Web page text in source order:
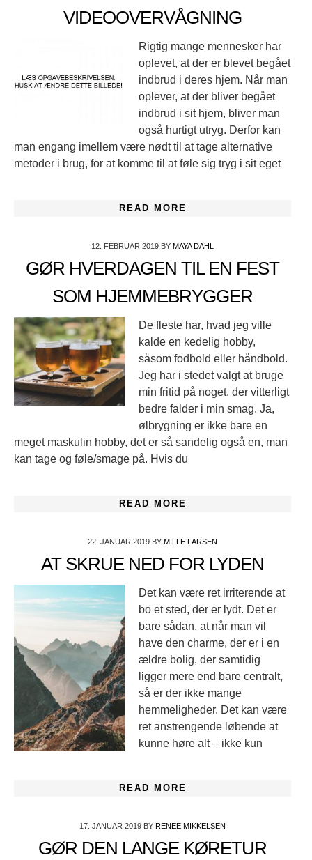
VIDEOOVERVÅGNING
Rigtig mange mennesker har
oplevet, at der er blevet begået
indbrud i deres hjem. Når man
oplever, at der bliver begået
indbrud i sit hjem, bliver man
også hurtigt utryg. Derfor kan
man engang imellem være nødt til at tage alternative
metoder i brug, for at komme til at føle sig tryg i sit eget
READ MORE
12. FEBRUAR 2019 BY MAYA DAHL
GØR HVERDAGEN TIL EN FEST
SOM HJEMMEBRYGGER
De fleste har, hvad jeg ville
kalde en kedelig hobby,
såsom fodbold eller håndbold.
Jeg har i stedet valgt at bruge
min fritid på noget, der vitterligt
bedre falder i min smag. Ja,
ølbrygning er ikke bare en
meget maskulin hobby, det er så sandelig også en, man
kan tage og føle/smage på. Hvis du
READ MORE
22. JANUAR 2019 BY MILLE LARSEN
AT SKRUE NED FOR LYDEN
Det kan være ret irriterende at
bo et sted, der er lydt. Det er
bare sådan, at når man vil
have den charme, der er i en
ældre bolig, der samtidig
ligger mere end bare centralt,
så er der ikke mange
hemmeligheder. Det kan være
ret anstrengende løbende at
kunne høre alt – ikke kun
READ MORE
17. JANUAR 2019 BY RENEE MIKKELSEN
GØR DEN LANGE KØRETUR